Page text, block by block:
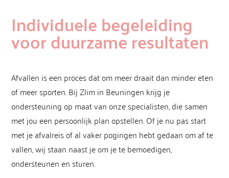
Individuele begeleiding
voor duurzame resultaten
Afvallen is een proces dat om meer draait dan minder eten
of meer sporten. Bij Zlim in Beuningen krijg je
ondersteuning op maat van onze specialisten, die samen
met jou een persoonlijk plan opstellen. Of je nu pas start
met je afvalreis of al vaker pogingen hebt gedaan om af te
vallen, wij staan naast je om je te bemoedigen,
ondersteunen en sturen.